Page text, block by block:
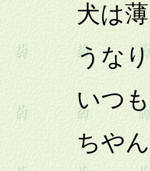
犬は薄明
うなりの
いつもあ
ちやんと